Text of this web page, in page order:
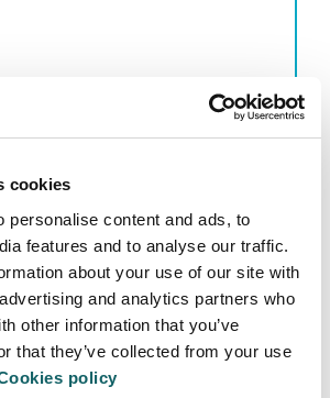
cookies
personalise content and ads, to
features and to analyse our traffic.
about your use of our site with
and analytics partners who
other information that you’ve
that they’ve collected from your use
policy
Olaeta - Profesor e
de investigación y educación,
necesidades e inquietudes.
horizontal del grupo de
fomenta el liderazgo de
jóvenes investigadores. Del
la investigación orientada,
de MU, resuelve problemas
relevantes y el impacto de las
a corto/medio plazo."